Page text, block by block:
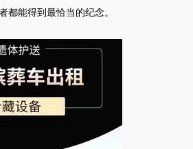
都能得到最恰当的纪念。